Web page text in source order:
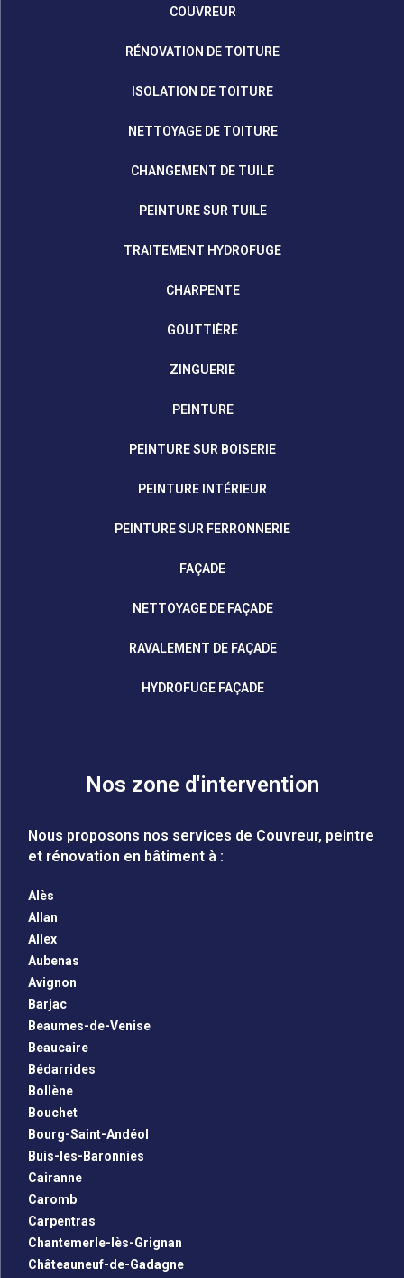
COUVREUR
RÉNOVATION DE TOITURE
ISOLATION DE TOITURE
NETTOYAGE DE TOITURE
CHANGEMENT DE TUILE
PEINTURE SUR TUILE
TRAITEMENT HYDROFUGE
CHARPENTE
GOUTTIÈRE
ZINGUERIE
PEINTURE
PEINTURE SUR BOISERIE
PEINTURE INTÉRIEUR
PEINTURE SUR FERRONNERIE
FAÇADE
NETTOYAGE DE FAÇADE
RAVALEMENT DE FAÇADE
HYDROFUGE FAÇADE
Nos zone d'intervention
Nous proposons nos services de Couvreur, peintre
et rénovation en bâtiment à :
Alès
Allan
Allex
Aubenas
Avignon
Barjac
Beaumes-de-Venise
Beaucaire
Bédarrides
Bollène
Bouchet
Bourg-Saint-Andéol
Buis-les-Baronnies
Cairanne
Caromb
Carpentras
Chantemerle-lès-Grignan
Châteauneuf-de-Gadagne